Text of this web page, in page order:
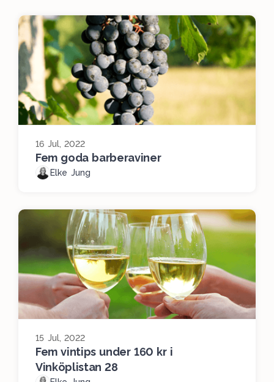
16 Jul, 2022
Fem goda barberaviner
Elke Jung
15 Jul, 2022
Fem vintips under 160 kr i
Vinköplistan 28